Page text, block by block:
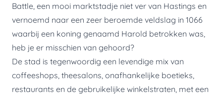
Battle, een mooi marktstadje niet ver van Hastings en
vernoemd naar een zeer beroemde veldslag in 1066
waarbij een koning genaamd Harold betrokken was,
heb je er misschien van gehoord?
De stad is tegenwoordig een levendige mix van
coffeeshops, theesalons, onafhankelijke boetieks,
restaurants en de gebruikelijke winkelstraten, met een